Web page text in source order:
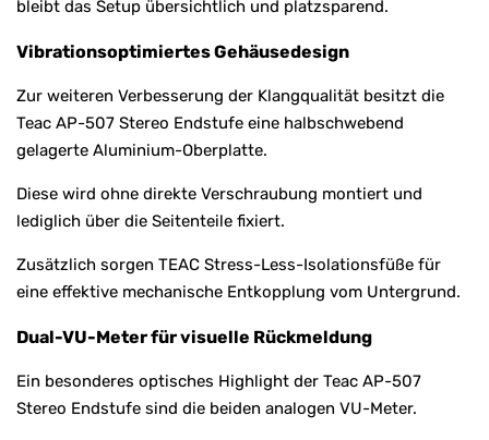
bleibt das Setup übersichtlich und platzsparend.
Vibrationsoptimiertes Gehäusedesign
Zur weiteren Verbesserung der Klangqualität besitzt die
Teac AP-507 Stereo Endstufe eine halbschwebend
gelagerte Aluminium-Oberplatte.
Diese wird ohne direkte Verschraubung montiert und
lediglich über die Seitenteile fixiert.
Zusätzlich sorgen TEAC Stress-Less-Isolationsfüße für
eine effektive mechanische Entkopplung vom Untergrund.
Dual-VU-Meter für visuelle Rückmeldung
Ein besonderes optisches Highlight der Teac AP-507
Stereo Endstufe sind die beiden analogen VU-Meter.